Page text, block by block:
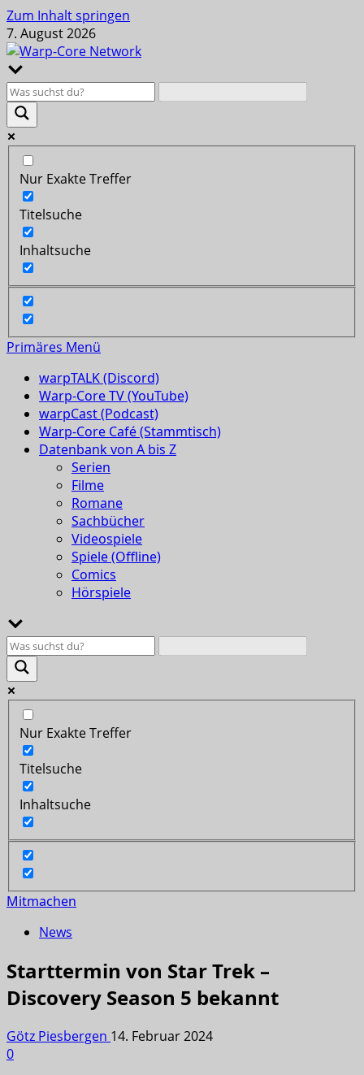
Zum Inhalt springen
7. August 2026
Nur Exakte Treffer
Titelsuche
Inhaltsuche
Primäres Menü
warpTALK (Discord)
Warp-Core TV (YouTube)
warpCast (Podcast)
Warp-Core Café (Stammtisch)
Datenbank von A bis Z
Serien
Filme
Romane
Sachbücher
Videospiele
Spiele (Offline)
Comics
Hörspiele
Nur Exakte Treffer
Titelsuche
Inhaltsuche
Mitmachen
News
Starttermin von Star Trek –
Discovery Season 5 bekannt
Götz Piesbergen 14. Februar 2024
0